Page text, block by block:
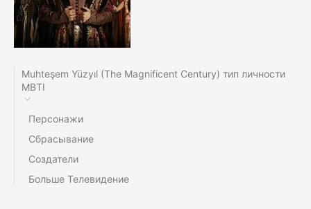
Muhteşem Yüzyıl (The Magnificent Century) тип личности
MBTI
Персонажи
Сбрасывание
Создатели
Больше Телевидение